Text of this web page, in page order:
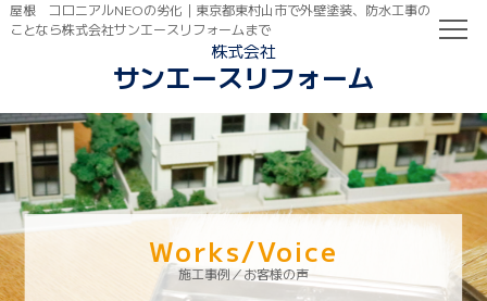
屋根 コロニアルNEOの劣化｜東京都東村山市で外壁塗装、防水工事の
ことなら株式会社サンエースリフォームまで
株式会社
サンエースリフォーム
初めての方へ
ご依頼の流れ
Works/Voice
施工事例／お客様の声